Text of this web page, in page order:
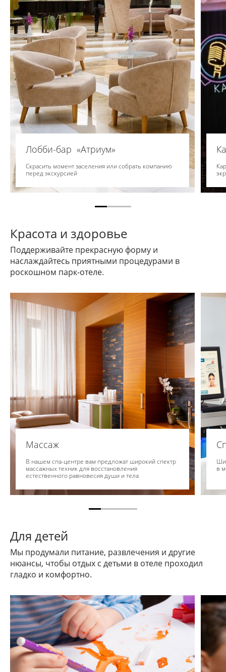
Лобби-бар «Атриум»
Скрасить момент заселения или собрать компанию
перед экскурсией
Красота и здоровье
Поддерживайте прекрасную форму и
наслаждайтесь приятными процедурами в
роскошном парк-отеле.
Массаж
В нашем спа-центре вам предложат широкий спектр
массажных техник для восстановления
естественного равновесия души и тела
в
Для детей
Мы продумали питание, развлечения и другие
нюансы, чтобы отдых с детьми в отеле проходил
гладко и комфортно.